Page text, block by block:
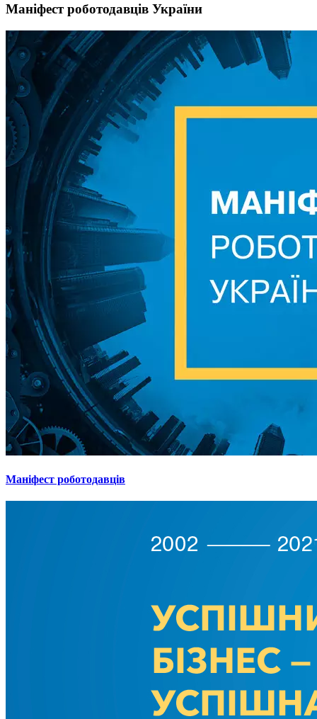
Маніфест роботодавців України
Маніфест роботодавців